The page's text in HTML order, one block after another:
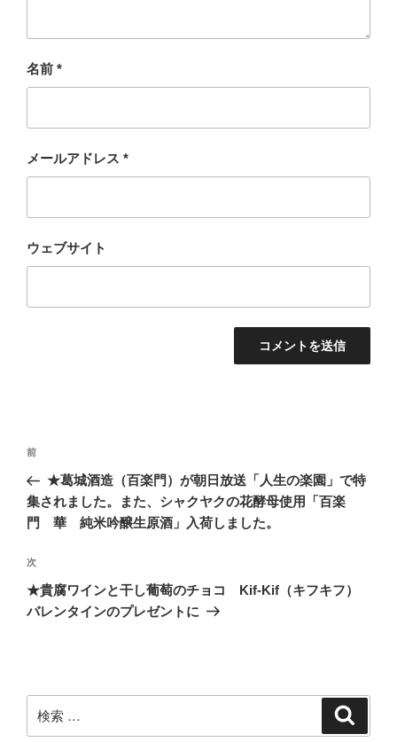
名前 *
メールアドレス *
ウェブサイト
投
ナ
ビ
ー
シ
ョ
過
去
の
投
前
★葛城酒造（百楽門）が朝日放送「人生の楽園」で特
集されました。また、シャクヤクの花酵母使用「百楽
門 華 純米吟醸生原酒」入荷しました。
次
の
投
次
★貴腐ワインと干し葡萄のチョコ Kif-Kif（キフキフ）
バレンタインのプレゼントに
索: